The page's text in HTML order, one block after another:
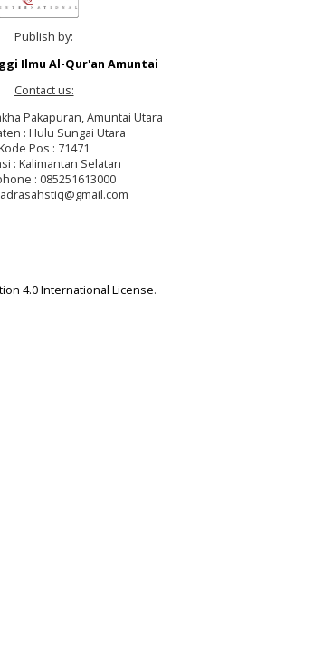
Publish by:
Ilmu Al-Qur'an Amuntai
Contact us:
Pakapuran, Amuntai Utara
: Hulu Sungai Utara
Pos : 71471
: Kalimantan Selatan
: 085251613000
4.0 International License.